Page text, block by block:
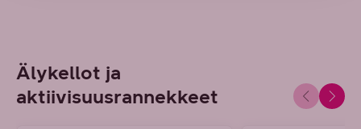
Älykellot ja
aktiivisuusrannekkeet